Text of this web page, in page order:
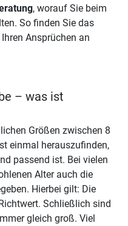
, worauf Sie beim
So finden Sie das
Ansprüchen an
– was ist
Größen zwischen 8
einmal herauszufinden,
passend ist. Bei vielen
Alter auch die
Hierbei gilt: Die
Schließlich sind
gleich groß. Viel